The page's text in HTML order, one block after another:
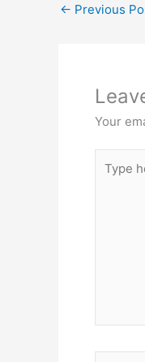
← Previous
Your
here..